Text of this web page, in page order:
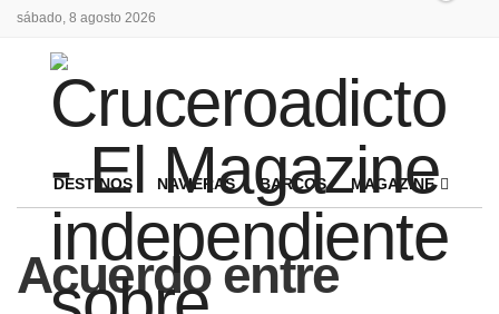
sábado, 8 agosto 2026
DESTINOS NAVIERAS BARCOS MAGAZINE
Acuerdo entre